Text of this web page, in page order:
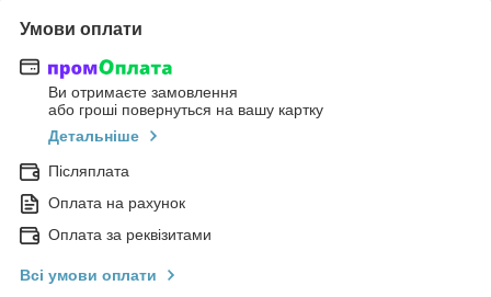
Умови оплати
Ви отримаєте замовлення
або гроші повернуться на вашу картку
Детальніше
Післяплата
Оплата на рахунок
Оплата за реквізитами
Всі умови оплати